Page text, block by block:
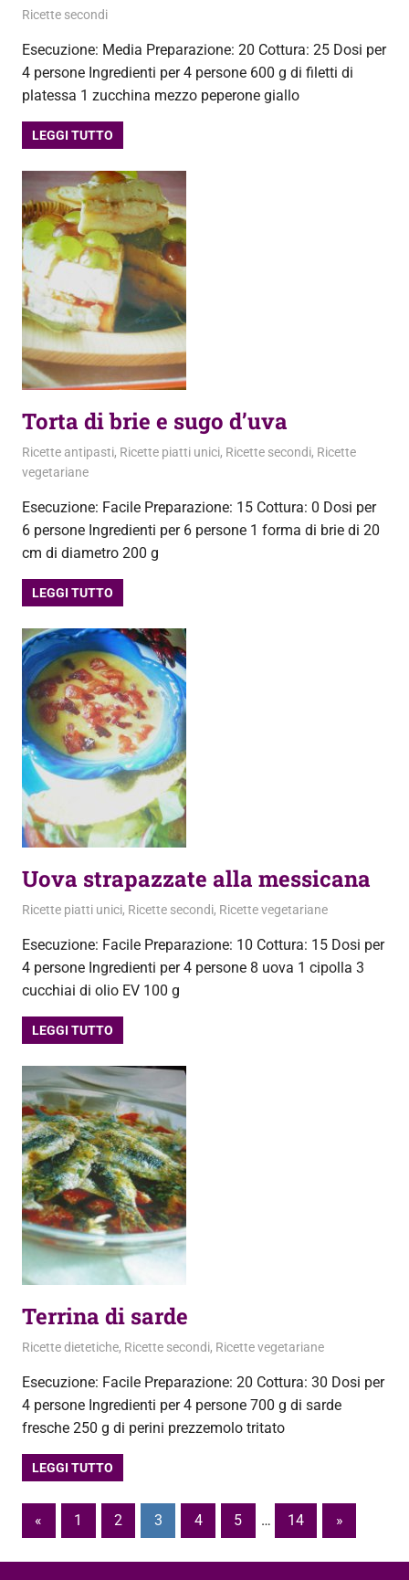
24 Agosto 2013
admin
Ricette secondi
Esecuzione: Media Preparazione: 20 Cottura: 25 Dosi per
4 persone Ingredienti per 4 persone 600 g di filetti di
platessa 1 zucchina mezzo peperone giallo
LEGGI TUTTO
Torta di brie e sugo d’uva
20 Agosto 2013
admin
Ricette antipasti, Ricette piatti unici, Ricette secondi, Ricette
vegetariane
Esecuzione: Facile Preparazione: 15 Cottura: 0 Dosi per
6 persone Ingredienti per 6 persone 1 forma di brie di 20
cm di diametro 200 g
LEGGI TUTTO
Uova strapazzate alla messicana
19 Agosto 2013
admin
Ricette piatti unici, Ricette secondi, Ricette vegetariane
Esecuzione: Facile Preparazione: 10 Cottura: 15 Dosi per
4 persone Ingredienti per 4 persone 8 uova 1 cipolla 3
cucchiai di olio EV 100 g
LEGGI TUTTO
Terrina di sarde
18 Agosto 2013
admin
Ricette dietetiche, Ricette secondi, Ricette vegetariane
Esecuzione: Facile Preparazione: 20 Cottura: 30 Dosi per
4 persone Ingredienti per 4 persone 700 g di sarde
fresche 250 g di perini prezzemolo tritato
LEGGI TUTTO
Paginazione
degli
« Articoli
precedenti
1 2 3 4 5 … 14
Articoli
successivi
»